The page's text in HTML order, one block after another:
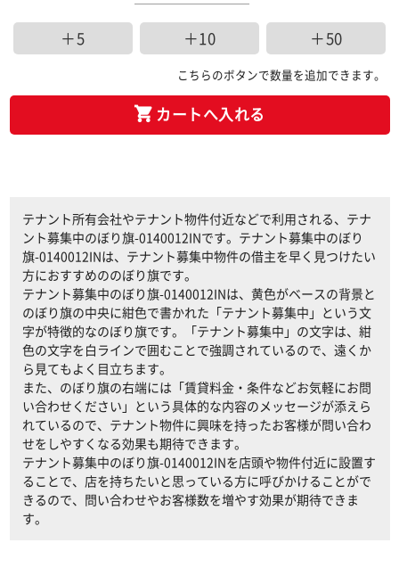
＋5 ＋10 ＋50
こちらのボタンで数量を追加できます。
カートへ入れる
テナント所有会社やテナント物件付近などで利用される、テナ
ント募集中のぼり旗-0140012INです。テナント募集中のぼり
旗-0140012INは、テナント募集中物件の借主を早く見つけたい
方におすすめののぼり旗です。
テナント募集中のぼり旗-0140012INは、黄色がベースの背景と
のぼり旗の中央に紺色で書かれた「テナント募集中」という文
字が特徴的なのぼり旗です。「テナント募集中」の文字は、紺
色の文字を白ラインで囲むことで強調されているので、遠くか
ら見てもよく目立ちます。
また、のぼり旗の右端には「賃貸料金・条件などお気軽にお問
い合わせください」という具体的な内容のメッセージが添えら
れているので、テナント物件に興味を持ったお客様が問い合わ
せをしやすくなる効果も期待できます。
テナント募集中のぼり旗-0140012INを店頭や物件付近に設置す
ることで、店を持ちたいと思っている方に呼びかけることがで
きるので、問い合わせやお客様数を増やす効果が期待できま
す。